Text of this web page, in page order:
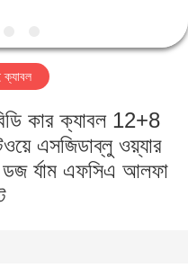
কার ক্যাবল 12+8
এসজিডাব্লু ওয়্যার
ডজ র্যাম এফসিএ আলফা